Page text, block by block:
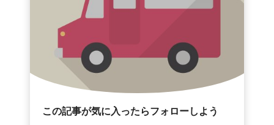
この記事が気に入ったらフォローしよう